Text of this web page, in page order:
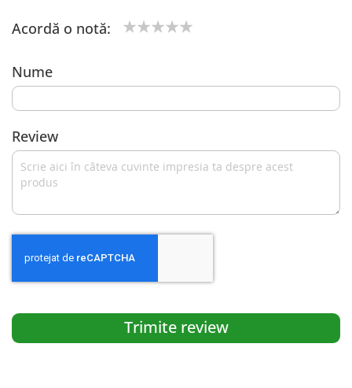
Acordă o notă:
Nume
Review
Trimite review